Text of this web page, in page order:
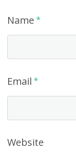
Name *
Email *
Website